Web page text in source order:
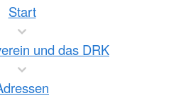
Start
und das DRK